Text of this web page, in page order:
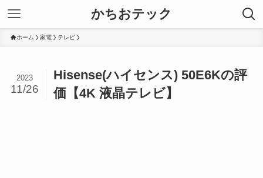
かちおテック
ホーム 家電 テレビ
Hisense(ハイセンス) 50E6Kの評
価【4K 液晶テレビ】
2023
11/26